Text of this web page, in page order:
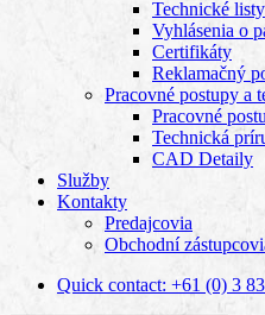
Technické listy
Vyhlásenia o
Certifikáty
Reklamačný
Pracovné postupy a
Pracovné
Technická
CAD Detaily
Služby
Kontakty
Predajcovia
Obchodní
Quick contact: +61 (0) 3